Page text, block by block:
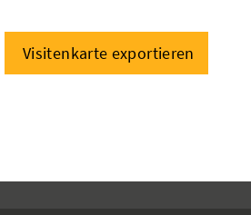
Visitenkarte exportieren